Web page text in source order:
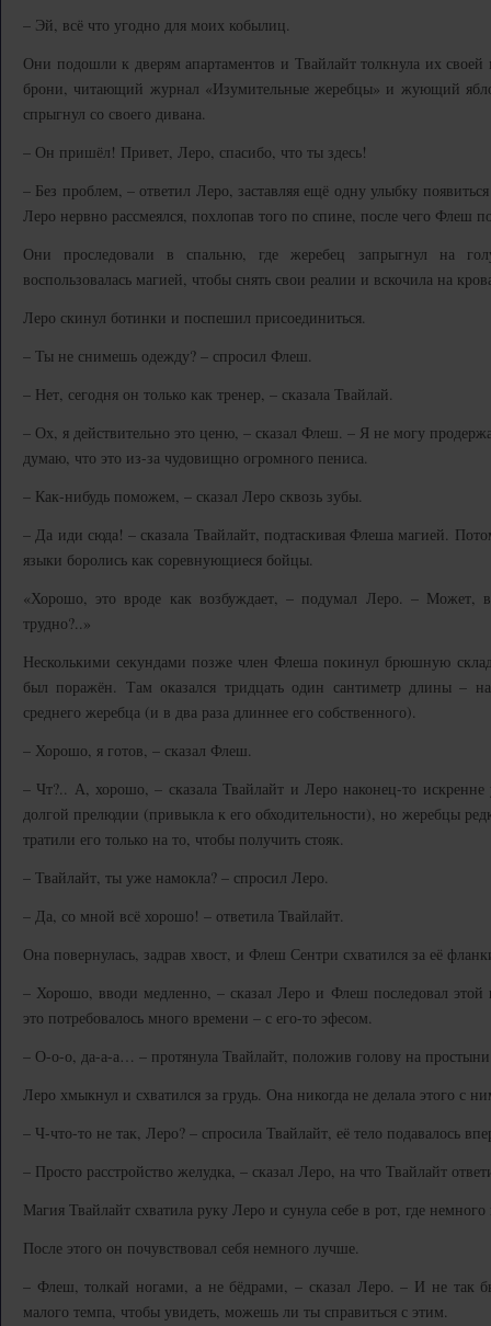
– Эй, всё что угодно для моих кобылиц.
Они подошли к дверям апартаментов и Твайлайт толкнула их
брони, читающий журнал «Изумительные жеребцы» и жующий
спрыгнул со своего дивана.
– Он пришёл! Привет, Леро, спасибо, что ты здесь!
– Без проблем, – ответил Леро, заставляя ещё одну улыбку
Леро нервно рассмеялся, похлопав того по спине, после чего Флеш
Они проследовали в спальню, где жеребец запрыгнул на
воспользовалась магией, чтобы снять свои реалии и вскочила на
Леро скинул ботинки и поспешил присоединиться.
– Ты не снимешь одежду? – спросил Флеш.
– Нет, сегодня он только как тренер, – сказала Твайлай.
– Ох, я действительно это ценю, – сказал Флеш. – Я не могу
думаю, что это из-за чудовищно огромного пениса.
– Как-нибудь поможем, – сказал Леро сквозь зубы.
– Да иди сюда! – сказала Твайлайт, подтаскивая Флеша магией.
языки боролись как соревнующиеся бойцы.
«Хорошо, это вроде как возбуждает, – подумал Леро. – Может,
трудно?..»
Несколькими секундами позже член Флеша покинул брюшную
был поражён. Там оказался тридцать один сантиметр длины –
среднего жеребца (и в два раза длиннее его собственного).
– Хорошо, я готов, – сказал Флеш.
– Чт?.. А, хорошо, – сказала Твайлайт и Леро наконец-то искренне
долгой прелюдии (привыкла к его обходительности), но жеребцы
тратили его только на то, чтобы получить стояк.
– Твайлайт, ты уже намокла? – спросил Леро.
– Да, со мной всё хорошо! – ответила Твайлайт.
Она повернулась, задрав хвост, и Флеш Сентри схватился за её
– Хорошо, вводи медленно, – сказал Леро и Флеш последовал
это потребовалось много времени – с его-то эфесом.
– О-о-о, да-а-а… – протянула Твайлайт, положив голову на
Леро хмыкнул и схватился за грудь. Она никогда не делала этого с
– Ч-что-то не так, Леро? – спросила Твайлайт, её тело подавалось
– Просто расстройство желудка, – сказал Леро, на что Твайлайт
Магия Твайлайт схватила руку Леро и сунула себе в рот, где
После этого он почувствовал себя немного лучше.
– Флеш, толкай ногами, а не бёдрами, – сказал Леро. – И не так
малого темпа, чтобы увидеть, можешь ли ты справиться с этим.